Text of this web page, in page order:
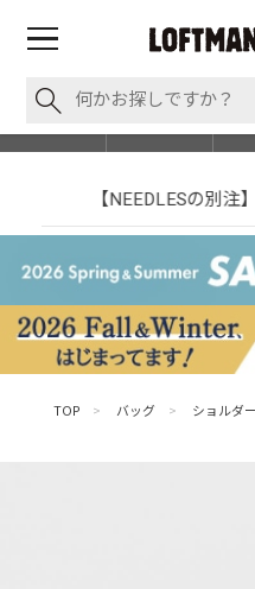
【NEEDLESの別注
TOP > バッグ > ショルダ